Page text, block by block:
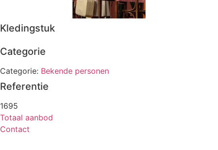
Kledingstuk
Categorie
Categorie: Bekende personen
Referentie
1695
Totaal aanbod
Contact